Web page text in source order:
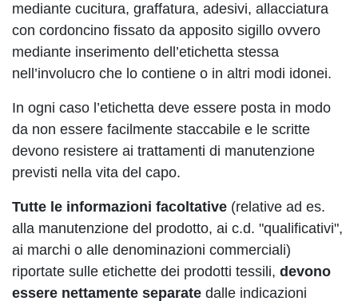
mediante cucitura, graffatura, adesivi, allacciatura
con cordoncino fissato da apposito sigillo ovvero
mediante inserimento dell’etichetta stessa
nell’involucro che lo contiene o in altri modi idonei.
In ogni caso l’etichetta deve essere posta in modo
da non essere facilmente staccabile e le scritte
devono resistere ai trattamenti di manutenzione
previsti nella vita del capo.
Tutte le informazioni facoltative (relative ad es.
alla manutenzione del prodotto, ai c.d. "qualificativi",
ai marchi o alle denominazioni commerciali)
riportate sulle etichette dei prodotti tessili, devono
essere nettamente separate dalle indicazioni